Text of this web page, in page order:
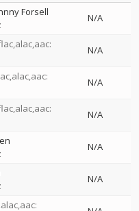
Forsell
N/A
N/A
N/A
N/A
N/A
N/A